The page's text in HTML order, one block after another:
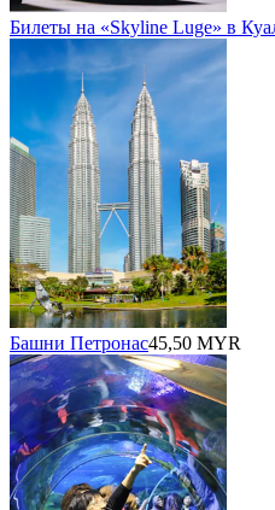
Билеты на «Skyline Luge» в
Башни Петронас45,50 MYR